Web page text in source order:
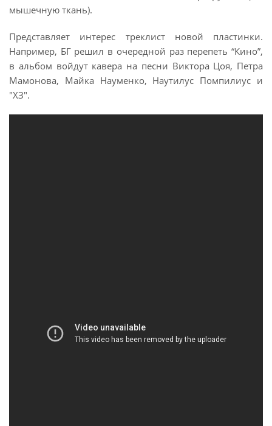
мышечную ткань).
Представляет интерес треклист новой пластинки.
Например, БГ решил в очередной раз перепеть “Кино”,
в альбом войдут кавера на песни Виктора Цоя, Петра
Мамонова, Майка Науменко, Наутилус Помпилиус и
"ХЗ".